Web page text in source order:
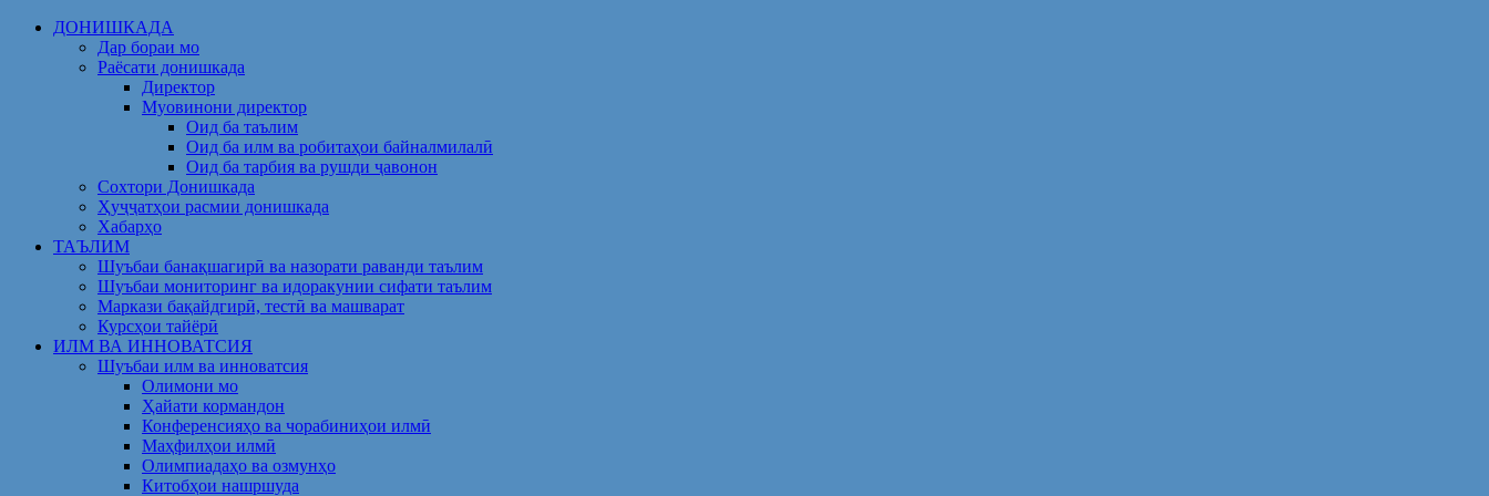
Skip
ДОНИШКАДА
Дар бораи мо
Раёсати донишкада
Директор
Муовинони директор
Оид ба таълим
Оид ба илм ва робитаҳои байналмилалӣ
Оид ба тарбия ва рушди ҷавонон
Сохтори Донишкада
Ҳуҷҷатҳои расмии донишкада
Хабарҳо
ТАЪЛИМ
Шуъбаи банақшагирӣ ва назорати раванди таълим
Шуъбаи мониторинг ва идоракунии сифати таълим
Маркази бақайдгирӣ, тестӣ ва машварат
Курсҳои тайёрӣ
ИЛМ ВА ИННОВАТСИЯ
Шуъбаи илм ва инноватсия
Олимони мо
Ҳайати кормандон
Конференсияҳо ва чорабиниҳои илмӣ
Маҳфилҳои илмӣ
Олимпиадаҳо ва озмунҳо
Китобҳои нашршуда